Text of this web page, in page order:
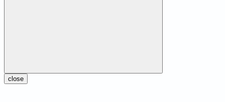
close